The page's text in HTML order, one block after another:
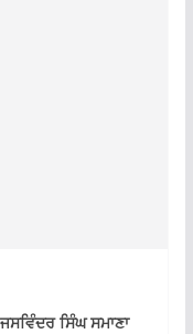
ਸਿੰਘ ਸਮਾਣਾ